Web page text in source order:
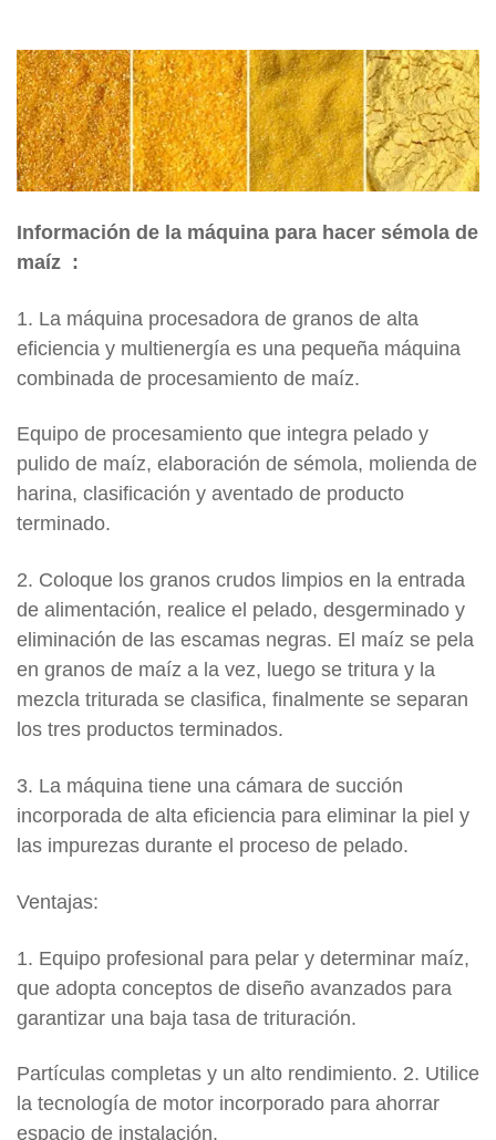
Información de la máquina para hacer sémola de
maíz :
1. La máquina procesadora de granos de alta
eficiencia y multienergía es una pequeña máquina
combinada de procesamiento de maíz.
Equipo de procesamiento que integra pelado y
pulido de maíz, elaboración de sémola, molienda de
harina, clasificación y aventado de producto
terminado.
2. Coloque los granos crudos limpios en la entrada
de alimentación, realice el pelado, desgerminado y
eliminación de las escamas negras. El maíz se pela
en granos de maíz a la vez, luego se tritura y la
mezcla triturada se clasifica, finalmente se separan
los tres productos terminados.
3. La máquina tiene una cámara de succión
incorporada de alta eficiencia para eliminar la piel y
las impurezas durante el proceso de pelado.
Ventajas:
1. Equipo profesional para pelar y determinar maíz,
que adopta conceptos de diseño avanzados para
garantizar una baja tasa de trituración.
Partículas completas y un alto rendimiento. 2. Utilice
la tecnología de motor incorporado para ahorrar
espacio de instalación.